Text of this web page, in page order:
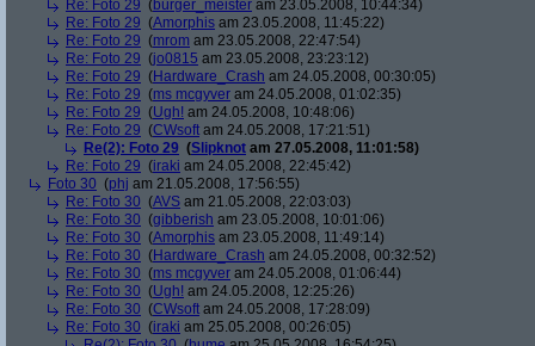
Re: Foto 29 (bürger_meister am 23.05.2008, 10:44:34)
Re: Foto 29 (Amorphis am 23.05.2008, 11:45:22)
Re: Foto 29 (mrom am 23.05.2008, 22:47:54)
Re: Foto 29 (jo0815 am 23.05.2008, 23:23:12)
Re: Foto 29 (Hardware_Crash am 24.05.2008, 00:30:05)
Re: Foto 29 (ms mcgyver am 24.05.2008, 01:02:35)
Re: Foto 29 (Ugh! am 24.05.2008, 10:48:06)
Re: Foto 29 (CWsoft am 24.05.2008, 17:21:51)
Re(2): Foto 29 (Slipknot am 27.05.2008, 11:01:58)
Re: Foto 29 (iraki am 24.05.2008, 22:45:42)
Foto 30 (phj am 21.05.2008, 17:56:55)
Re: Foto 30 (AVS am 21.05.2008, 22:03:03)
Re: Foto 30 (gibberish am 23.05.2008, 10:01:06)
Re: Foto 30 (Amorphis am 23.05.2008, 11:49:14)
Re: Foto 30 (Hardware_Crash am 24.05.2008, 00:32:52)
Re: Foto 30 (ms mcgyver am 24.05.2008, 01:06:44)
Re: Foto 30 (Ugh! am 24.05.2008, 12:25:26)
Re: Foto 30 (CWsoft am 24.05.2008, 17:28:09)
Re: Foto 30 (iraki am 25.05.2008, 00:26:05)